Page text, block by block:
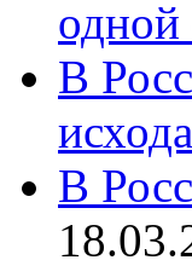
одной
В
В